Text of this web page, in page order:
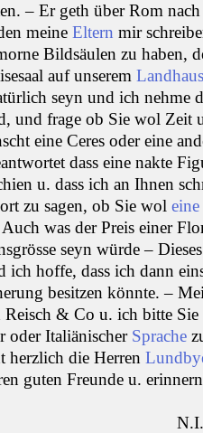
– Er geth über Rom
meine Eltern mir
Bildsäulen zu haben,
auf unserem
seyn und ich nehme
und frage ob Sie wol Zeit
eine Ceres oder eine
dass eine nakte
u. dass ich an Ihnen
zu sagen, ob Sie wol
was der Preis einer
seyn würde –
ich hoffe, dass ich dann
besitzen könnte. –
& Co u. ich bitte
oder Italiänischer Sprache
herzlich die Herren
guten Freunde u.